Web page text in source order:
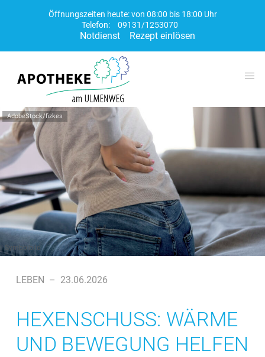
Öffnungszeiten heute: von 08:00 bis 18:00 Uhr
Telefon:
09131/1253070
Notdienst Rezept einlösen
AdobeStock/fizkes
Symbolbild
LEBEN – 23.06.2026
HEXENSCHUSS: WÄRME
UND BEWEGUNG HELFEN